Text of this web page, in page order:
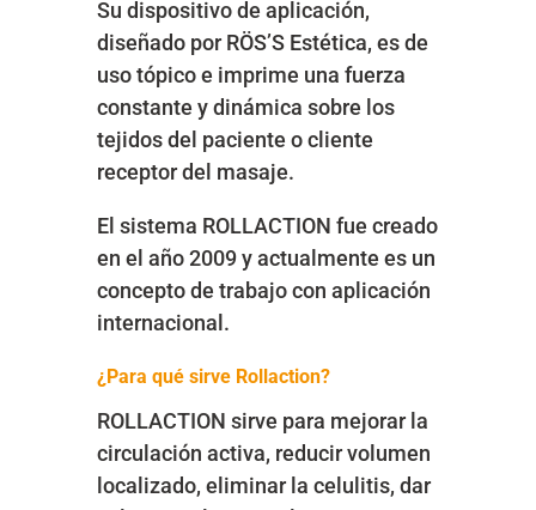
Su dispositivo de aplicación,
diseñado por RÖS’S Estética, es de
uso tópico e imprime una fuerza
constante y dinámica sobre los
tejidos del paciente o cliente
receptor del masaje.
El sistema ROLLACTION fue creado
en el año 2009 y actualmente es un
concepto de trabajo con aplicación
internacional.
¿Para qué sirve Rollaction?
ROLLACTION sirve para mejorar la
circulación activa, reducir volumen
localizado, eliminar la celulitis, dar